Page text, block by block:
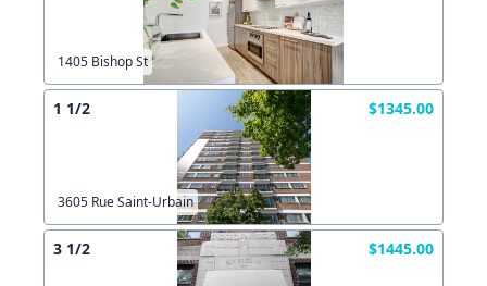
1405 Bishop St
1 1/2 $1345.00
3605 Rue Saint-Urbain
3 1/2 $1445.00